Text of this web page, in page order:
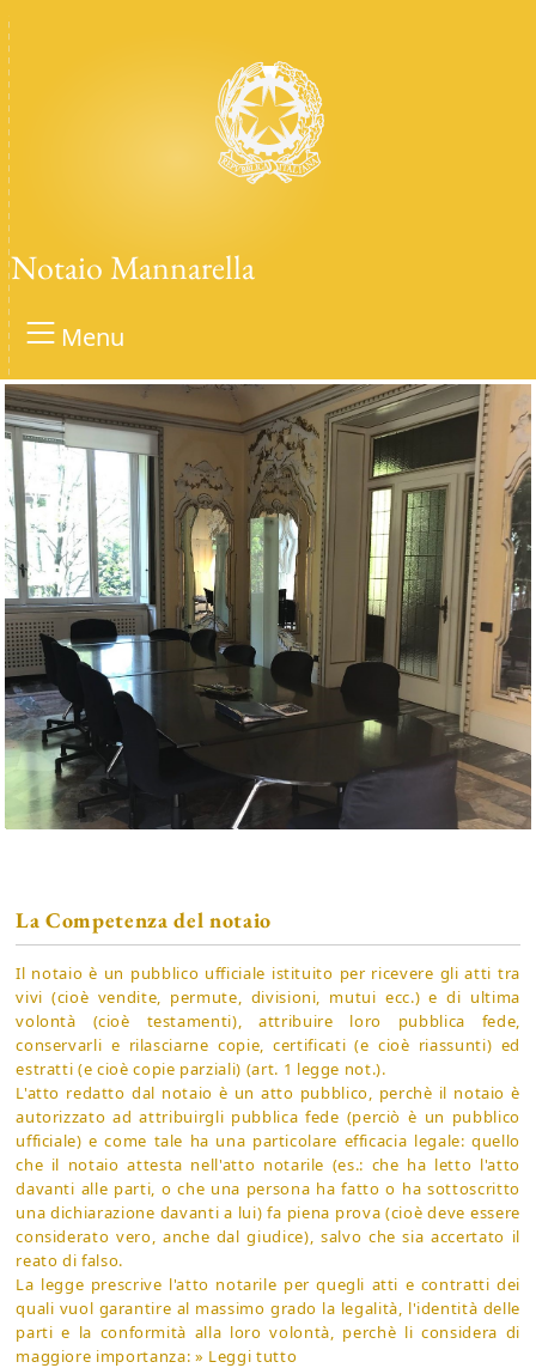
Notaio Mannarella
Menu
La Competenza del notaio
Il notaio è un pubblico ufficiale istituito per ricevere gli atti tra
vivi (cioè vendite, permute, divisioni, mutui ecc.) e di ultima
volontà (cioè testamenti), attribuire loro pubblica fede,
conservarli e rilasciarne copie, certificati (e cioè riassunti) ed
estratti (e cioè copie parziali) (art. 1 legge not.).
L'atto redatto dal notaio è un atto pubblico, perchè il notaio è
autorizzato ad attribuirgli pubblica fede (perciò è un pubblico
ufficiale) e come tale ha una particolare efficacia legale: quello
che il notaio attesta nell'atto notarile (es.: che ha letto l'atto
davanti alle parti, o che una persona ha fatto o ha sottoscritto
una dichiarazione davanti a lui) fa piena prova (cioè deve essere
considerato vero, anche dal giudice), salvo che sia accertato il
reato di falso.
La legge prescrive l'atto notarile per quegli atti e contratti dei
quali vuol garantire al massimo grado la legalità, l'identità delle
parti e la conformità alla loro volontà, perchè li considera di
maggiore importanza: » Leggi tutto